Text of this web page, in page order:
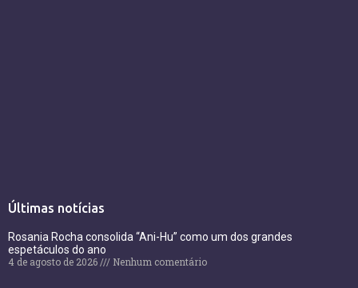
Últimas notícias
Rosania Rocha consolida “Ani-Hu” como um dos grandes
espetáculos do ano
4 de agosto de 2026
Nenhum comentário